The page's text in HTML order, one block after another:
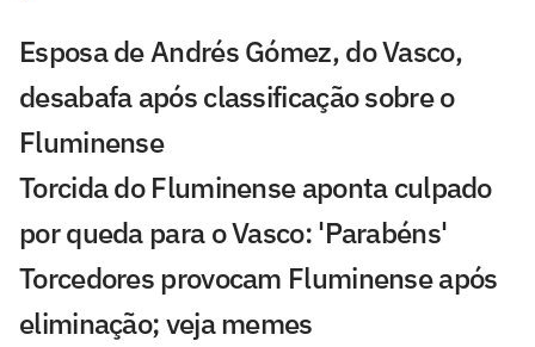
Esposa de Andrés Gómez, do Vasco,
desabafa após classificação sobre o
Fluminense
Torcida do Fluminense aponta culpado
por queda para o Vasco: 'Parabéns'
Torcedores provocam Fluminense após
eliminação; veja memes